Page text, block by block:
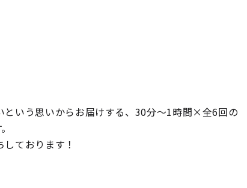
という思いからお届けする、30分～1時間×全6回の
ております！